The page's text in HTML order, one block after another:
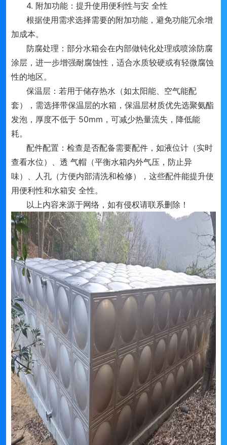
4. 附加功能：提升使用便利性与安 全性
根据使用需求选择需要的附加功能，避免功能冗余增
加成本。
防腐处理：部分水箱会在内部做钝化处理或喷涂防腐
涂层，进一步增强耐腐蚀性，适合水质较硬或有轻微腐蚀
性的地区。
保温层：若用于储存热水（如太阳能、空气能配
套），需选择带保温层的水箱，保温层材质优先选聚氨酯
发泡，厚度不低于 50mm，可减少热量流失，降低能
耗。
配件配置：检查是否配备需要配件，如液位计（实时
查看水位）、透 气帽（平衡水箱内外气压，防止异
味）、人孔（方便内部清洗和检修），这些配件能提升使
用便利性和水箱安 全性。
以上内容来源于网络，如有侵权请联系删除！